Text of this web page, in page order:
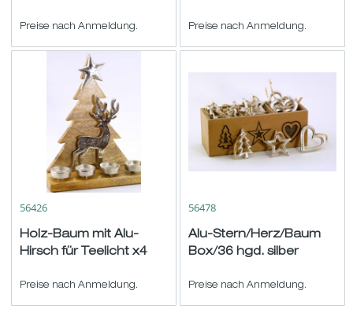
Preise nach Anmeldung. Preise nach Anmeldung.
56426
Holz-Baum mit Alu-
Hirsch für Teelicht x4
T10cm
Preise nach Anmeldung.
56478
Alu-Stern/Herz/Baum
Box/36 hgd. silber
Preise nach Anmeldung.